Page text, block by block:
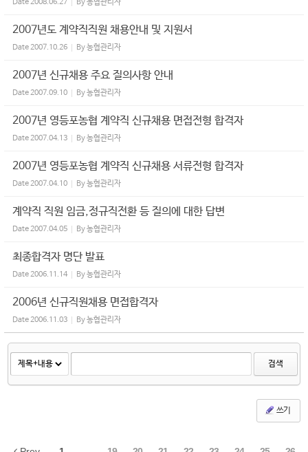
Date2008.06.27 By농협관리자
2007년도 계약직직원 채용안내 및 지원서
Date2007.10.26 By농협관리자
2007년 신규채용 주요 질의사항 안내
Date2007.09.10 By농협관리자
2007년 영등포농협 계약직 신규채용 면접전형 합격자
Date2007.04.13 By농협관리자
2007년 영등포농협 계약직 신규채용 서류전형 합격자
Date2007.04.10 By농협관리자
계약직 직원 임금,정규직전환 등 질의에 대한 답변
Date2007.04.05 By농협관리자
최종합격자 명단 발표
Date2006.11.14 By농협관리자
2006년 신규직원채용 면접합격자
Date2006.11.03 By농협관리자
검색
쓰기